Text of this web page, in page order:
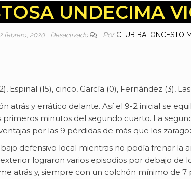
UNDECIMA
febrero, 2020 Desactivado Por CLUB BALONCESTO
Espinal (15), cinco, García (0), Fernández (3),
atrás y errático delante. Así el 9-2 inicial se
minutos del segundo cuarto. La
por las 9 pérdidas de más que los
defensivo local mientras no podía frenar la
lograron varios episodios por debajo de
atrás y, siempre con un colchón mínimo de 7